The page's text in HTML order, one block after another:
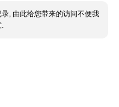
, 由此给您带来的访问不便我
.